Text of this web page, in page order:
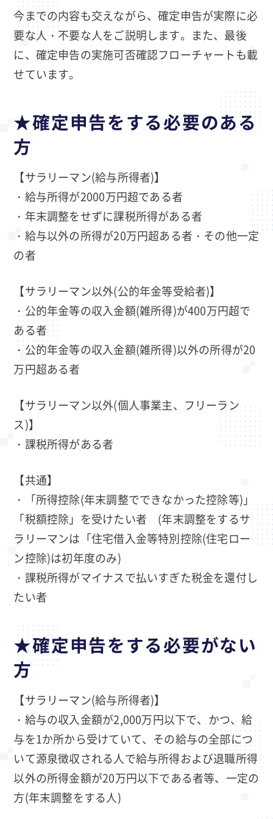
今までの内容も交えながら、確定申告が実際に必
要な人・不要な人をご説明します。また、最後
に、確定申告の実施可否確認フローチャートも載
せています。
★確定申告をする必要のある
方
【サラリーマン(給与所得者)】
・給与所得が2000万円超である者
・年末調整をせずに課税所得がある者
・給与以外の所得が20万円超ある者・その他一定
の者
【サラリーマン以外(公的年金等受給者)】
・公的年金等の収入金額(雑所得)が400万円超で
ある者
・公的年金等の収入金額(雑所得)以外の所得が20
万円超ある者
【サラリーマン以外(個人事業主、フリーラン
ス)】
・課税所得がある者
【共通】
・「所得控除(年末調整でできなかった控除等)」
「税額控除」を受けたい者 (年末調整をするサ
ラリーマンは「住宅借入金等特別控除(住宅ロー
ン控除)は初年度のみ)
・課税所得がマイナスで払いすぎた税金を還付し
たい者
★確定申告をする必要がない
方
【サラリーマン(給与所得者)】
・給与の収入金額が2,000万円以下で、かつ、給
与を1か所から受けていて、その給与の全部につ
いて源泉徴収される人で給与所得および退職所得
以外の所得金額が20万円以下である者等、一定の
方(年末調整をする人)